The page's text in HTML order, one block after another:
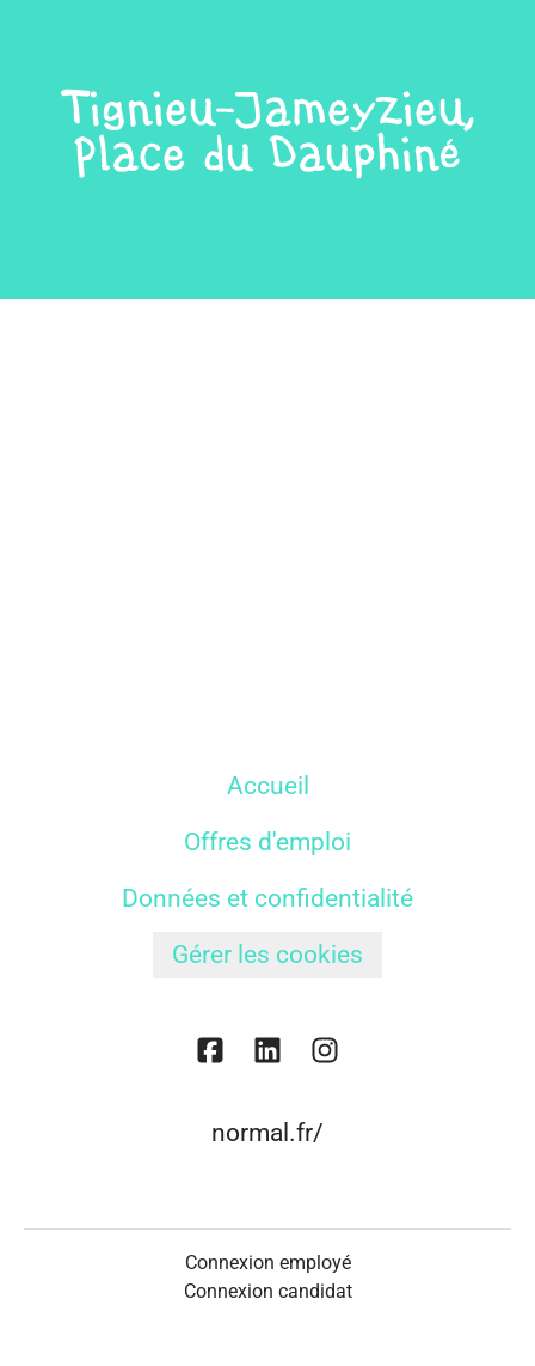
Tignieu-Jameyzieu,
Place du Dauphiné
Accueil
Offres d'emploi
Données et confidentialité
Gérer les cookies
normal.fr/
Connexion employé
Connexion candidat